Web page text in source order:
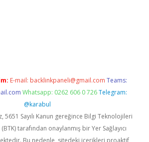
E-mail: backlinkpaneli@gmail.com Teams:
Whatsapp: 0262 606 0 726 Telegram:
@karabul
5651 Sayılı Kanun gereğince Bilgi Teknolojileri
tarafından onaylanmış bir Yer Sağlayıcı
Bu nedenle, sitedeki içerikleri proaktif